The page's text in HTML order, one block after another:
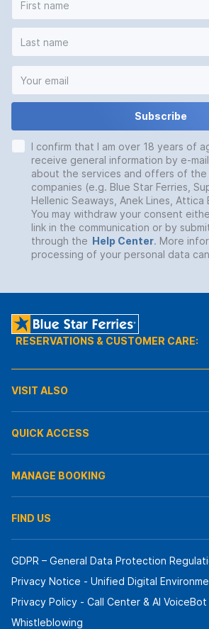
Subscribe
I confirm that I am over 18 years of
receive general information by e-
about the services and offers of the
companies (e.g. Blue Star Ferries,
Hellenic Seaways, Anek Lines,
You may withdraw your consent
link in the communication or by
through the Help Center. More
processing of your personal data
RESERVATIONS & CUSTOMER CARE:
VISIT ALSO
QUICK ACCESS
MANAGE BOOKING
FIND US
GDPR – General Data Protection
Privacy Notice - Unified Digital
Privacy Policy - Call Center & ΑΙ VoiceBot
Whistleblowing